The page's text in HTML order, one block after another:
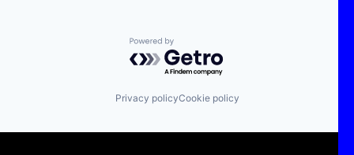
Powered by Getro.com
Privacy policyCookie policy